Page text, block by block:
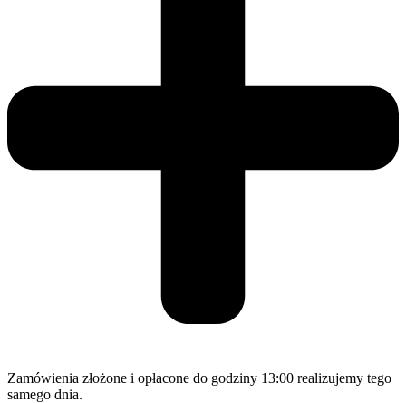
Zamówienia złożone i opłacone do godziny 13:00 realizujemy tego
samego dnia.